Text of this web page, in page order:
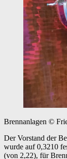
Brennanlagen ©
Der Vorstand der
wurde auf 0,3210
(von 2,22), für